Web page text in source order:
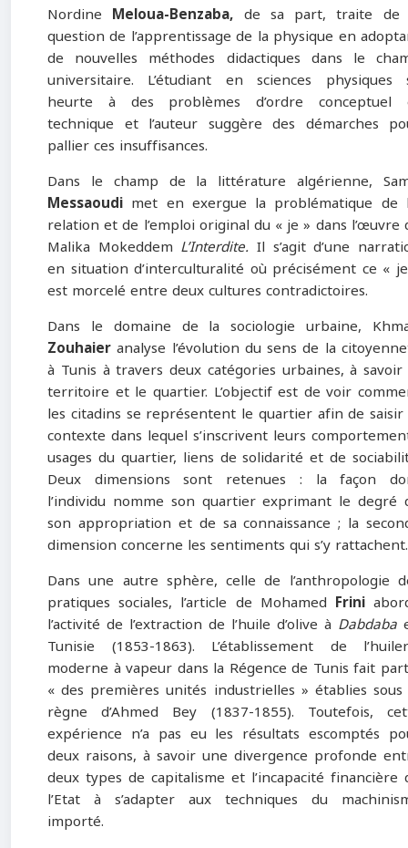
Nordine Meloua-Benzaba, de sa part, traite de
question de l’apprentissage de la physique en
de nouvelles méthodes didactiques dans le
universitaire. L’étudiant en sciences physiques
heurte à des problèmes d’ordre conceptuel
technique et l’auteur suggère des démarches
pallier ces insuffisances.
Dans le champ de la littérature algérienne,
Messaoudi met en exergue la problématique de
relation et de l’emploi original du « je » dans l’œuvre
Malika Mokeddem L’Interdite. Il s’agit d’une
en situation d’interculturalité où précisément ce «
est morcelé entre deux cultures contradictoires.
Dans le domaine de la sociologie urbaine,
Zouhaieranalyse l’évolution du sens de la
à Tunis à travers deux catégories urbaines, à
territoire et le quartier. L’objectif est de voir
les citadins se représentent le quartier afin de
contexte dans lequel s’inscrivent leurs
usages du quartier, liens de solidarité et de
Deux dimensions sont retenues : la façon
l’individu nomme son quartier exprimant le degré
son appropriation et de sa connaissance ; la
dimension concerne les sentiments qui s’y
Dans une autre sphère, celle de l’anthropologie
pratiques sociales, l’article de Mohamed Frini
l’activité de l’extraction de l’huile d’olive à Dabdaba
Tunisie (1853-1863). L’établissement de
moderne à vapeur dans la Régence de Tunis fait
« des premières unités industrielles » établies
règne d’Ahmed Bey (1837-1855). Toutefois,
expérience n’a pas eu les résultats escomptés
deux raisons, à savoir une divergence profonde
deux types de capitalisme et l’incapacité financière
l’Etat à s’adapter aux techniques du
importé.